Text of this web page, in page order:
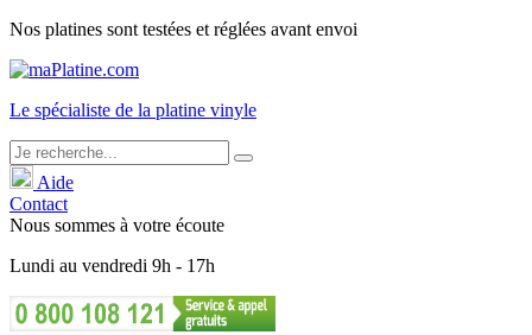
Nos platines sont testées et réglées avant envoi
Le spécialiste de la platine vinyle
Aide
Contact
Nous sommes à votre écoute
Lundi au vendredi 9h - 17h